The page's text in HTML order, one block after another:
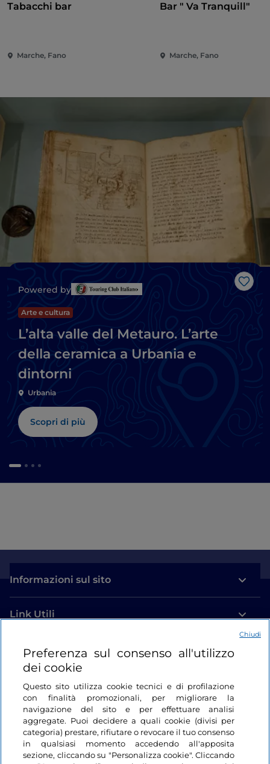
Tabacchi bar
Marche, Fano
Bar " Va Tranquill"
Marche, Fano
Like
Powered by
Arte e cultura
L’alta valle del Metauro. L’arte
della ceramica a Urbania e
dintorni
Urbania
Scopri di più
Informazioni sul sito
Link Utili
Login
Restiamo in contatto
Preferenza sul consenso all'utilizzo
dei cookie
Questo sito utilizza cookie tecnici e di profilazione
con finalità promozionali, per migliorare la
navigazione del sito e per effettuare analisi
aggregate. Puoi decidere a quali cookie (divisi per
categoria) prestare, rifiutare o revocare il tuo consenso
in qualsiasi momento accedendo all'apposita
sezione, cliccando su "Personalizza cookie". Cliccando
Chiudi